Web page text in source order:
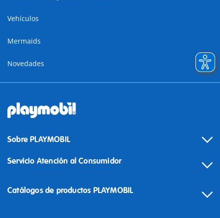
Vehículos
Mermaids
Novedades
Sobre PLAYMOBIL
Servicio Atención al Consumidor
Catálogos de productos PLAYMOBIL